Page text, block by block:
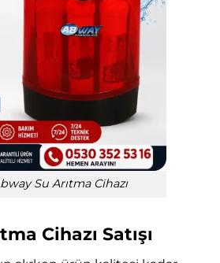
Su Arıtma Cihazı
Cihazı Satışı